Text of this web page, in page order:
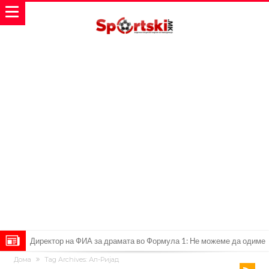
Директор на ФИА за драмата во Формула 1: Не можеме да одиме
толку далеку!
Колку бара ПСЖ и кој е „плафонот“ на Ливерпул за трансферот
Дома Tag Archives: Ал-Ријад